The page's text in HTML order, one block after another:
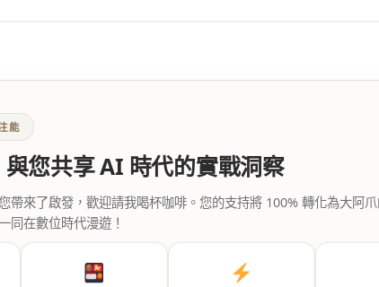
能
您共享 AI 時代的實戰洞察
帶來了啟發，歡迎請我喝杯咖啡。您的支持將 100% 轉化為大阿
同在數位時代漫遊！